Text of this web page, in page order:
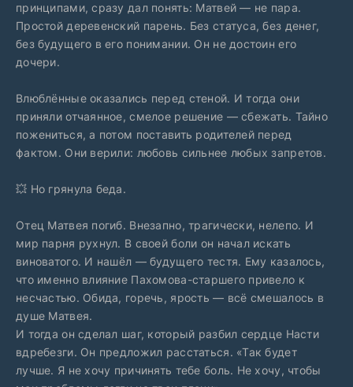
принципами, сразу дал понять: Матвей — не пара.
Простой деревенский парень. Без статуса, без денег,
без будущего в его понимании. Он не достоин его
дочери.
Влюблённые оказались перед стеной. И тогда они
приняли отчаянное, смелое решение — сбежать. Тайно
пожениться, а потом поставить родителей перед
фактом. Они верили: любовь сильнее любых запретов.
💥 Но грянула беда.
Отец Матвея погиб. Внезапно, трагически, нелепо. И
мир парня рухнул. В своей боли он начал искать
виноватого. И нашёл — будущего тестя. Ему казалось,
что именно влияние Пахомова-старшего привело к
несчастью. Обида, горечь, ярость — всё смешалось в
душе Матвея.
И тогда он сделал шаг, который разбил сердце Насти
вдребезги. Он предложил расстаться. «Так будет
лучше. Я не хочу причинять тебе боль. Не хочу, чтобы